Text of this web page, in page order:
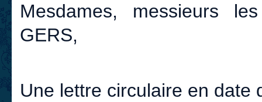
Mesdames, messieurs
GERS,
Une lettre circulaire en